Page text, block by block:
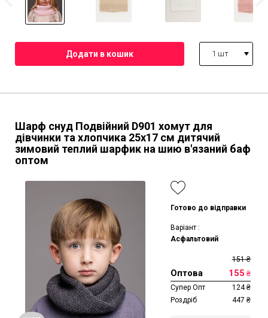
1 шт
Шарф снуд Подвійний D901 хомут для
дівчинки та хлопчика 25х17 см дитячий
зимовий теплий шарфик на шию в'язаний баф
оптом
Готово до відправки
Варіант :
Асфальтовий
151 ₴
Оптова 155 ₴
Супер Опт
124₴
Роздріб
447 ₴